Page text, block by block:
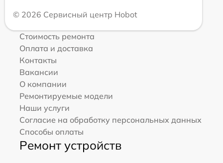
© 2026 Сервисный центр Hobot
Стоимость ремонта
Оплата и доставка
Контакты
Вакансии
О компании
Ремонтируемые модели
Наши услуги
Согласие на обработку персональных данных
Способы оплаты
Ремонт устройств